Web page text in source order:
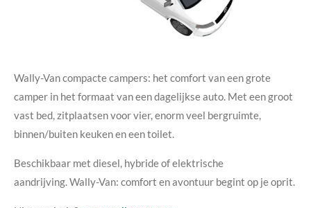
Wally-Van compacte campers: het comfort van een grote
camper in het formaat van een dagelijkse auto. Met een groot
vast bed, zitplaatsen voor vier, enorm veel bergruimte,
binnen/buiten keuken en een toilet.
Beschikbaar met diesel, hybride of elektrische
aandrijving.Wally-Van: comfort en avontuur begint op je oprit.